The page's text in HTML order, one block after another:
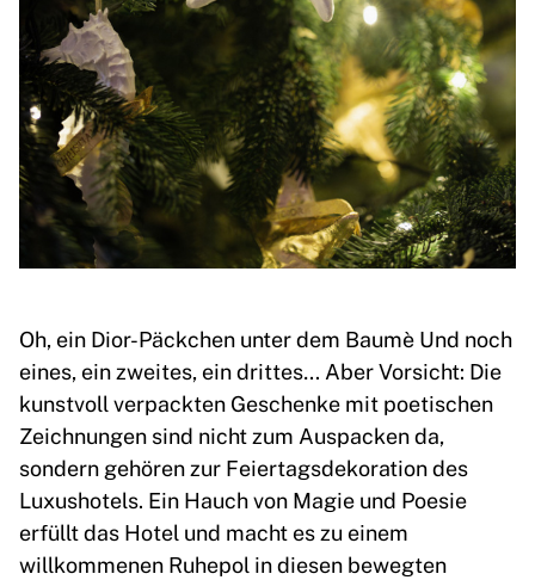
Oh, ein Dior-Päckchen unter dem Baumè Und noch
eines, ein zweites, ein drittes… Aber Vorsicht: Die
kunstvoll verpackten Geschenke mit poetischen
Zeichnungen sind nicht zum Auspacken da,
sondern gehören zur Feiertagsdekoration des
Luxushotels. Ein Hauch von Magie und Poesie
erfüllt das Hotel und macht es zu einem
willkommenen Ruhepol in diesen bewegten